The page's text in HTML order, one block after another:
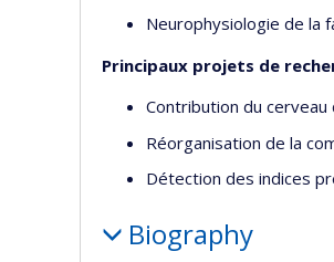
Neurophysiologie de la
Principaux projets de
Contribution du
Réorganisation de la
Détection des indices
Biography